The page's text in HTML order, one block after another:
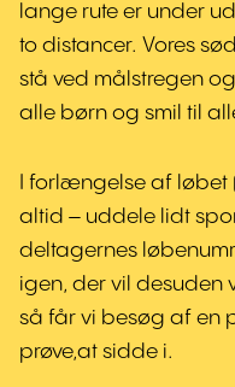
lange rute er under
to distancer. Vores
stå ved målstregen
alle børn og smil til
I forlængelse af løbet
altid – uddele lidt
deltagernes
igen, der vil desuden
så får vi besøg af en
prøve,at sidde i.